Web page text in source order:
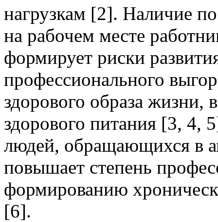
нагрузкам [2]. Наличие
на рабочем месте
формирует риски
профессионального
здорового образа жизни,
здорового питания [3, 4,
людей, обращающихся в
повышает степень
формированию
[6].